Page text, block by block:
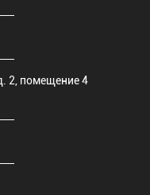
2, помещение 4